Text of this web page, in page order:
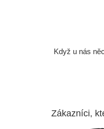
Když u nás
Zákazníci,